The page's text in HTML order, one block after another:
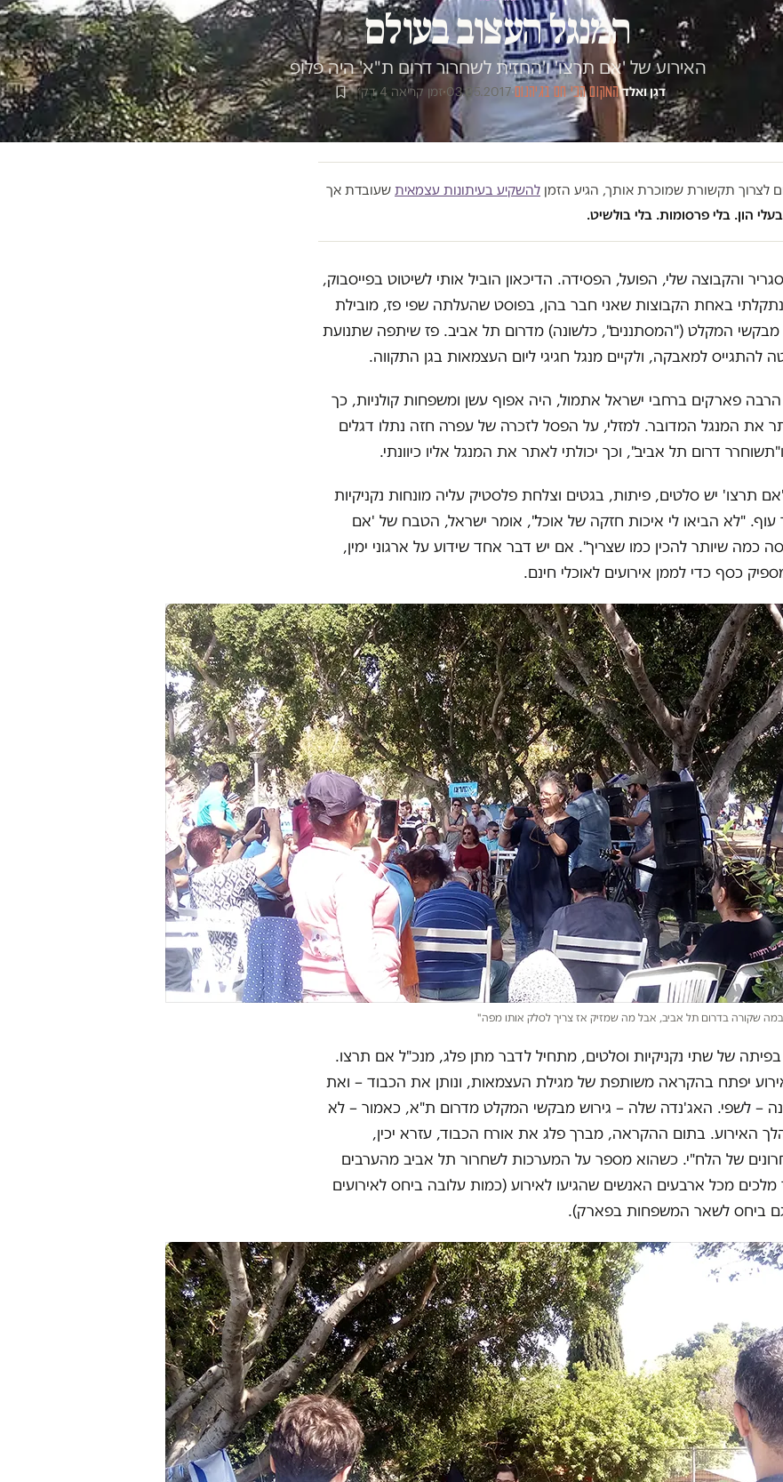
המנגל העצוב בעולם
האירוע של 'אם תרצו' ו'החזית לשחרור דרום ת"א' היה פלופ
דגן ואלד·המקום הכי חם בגיהנום·
03.05.2017
·זמן קריאה 4 דק׳
לצרוך תקשורת שמוכרת אותך, הגיע הזמן להשקיע בעיתונות עצמאית שעובדת אך
הון. בלי פרסומות. בלי בולשיט.
והקבוצה שלי, הפועל, הפסידה. הדיכאון הוביל אותי לשיטוט בפייסבוק,
באחת הקבוצות שאני חבר בהן, בפוסט שהעלתה שפי פז, מובילת
המקלט ("המסתננים", כלשונה) מדרום תל אביב. פז שיתפה שתנועת
להתגייס למאבקה, ולקיים מנגל חגיגי ליום העצמאות בגן התקווה.
הרבה פארקים ברחבי ישראל אתמול, היה אפוף עשן ומשפחות קולניות, כך
את המנגל המדובר. למזלי, על הפסל לזכרה של עפרה חזה נתלו דגלים
דרום תל אביב", וכך יכולתי לאתר את המנגל אליו כיוונתי.
תרצו' יש סלטים, פיתות, בגטים וצלחת פלסטיק עליה מונחות נקניקיות
עוף. "לא הביאו לי איכות חזקה של אוכל", אומר ישראל, הטבח של 'אם
כמה שיותר להכין כמו שצריך". אם יש דבר אחד שידוע על ארגוני ימין,
כסף כדי לממן אירועים לאוכלי חינם.
שקורה בדרום תל אביב, אבל מה שמזיק אז צריך לסלק אותו מפה"
בפיתה של שתי נקניקיות וסלטים, מתחיל לדבר מתן פלג, מנכ"ל אם תרצו.
יפתח בהקראה משותפת של מגילת העצמאות, ונותן את הכבוד – ואת
– לשפי. האג'נדה שלה – גירוש מבקשי המקלט מדרום ת"א, כאמור – לא
האירוע. בתום ההקראה, מברך פלג את אורח הכבוד, עזרא יכין,
של הלח"י. כשהוא מספר על המערכות לשחרור תל אביב מהערבים
מלכים מכל ארבעים האנשים שהגיעו לאירוע (כמות עלובה ביחס לאירועים
ביחס לשאר המשפחות בפארק).